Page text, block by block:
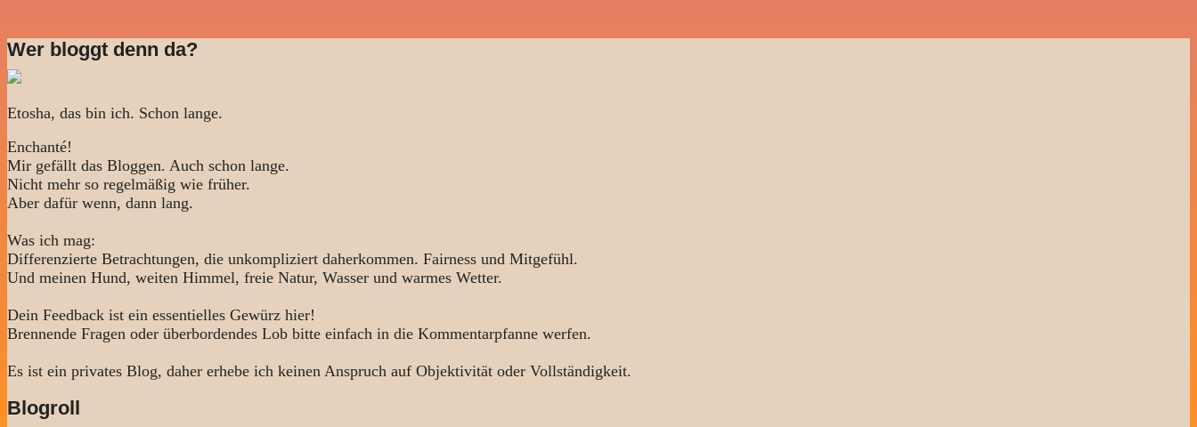
Wer bloggt denn da?
Etosha, das bin ich. Schon lange.
Enchanté!
Mir gefällt das Bloggen. Auch schon lange.
Nicht mehr so regelmäßig wie früher.
Aber dafür wenn, dann lang.
Was ich mag:
Differenzierte Betrachtungen, die unkompliziert daherkommen. Fairness und Mitgefühl.
Und meinen Hund, weiten Himmel, freie Natur, Wasser und warmes Wetter.
Dein Feedback ist ein essentielles Gewürz hier!
Brennende Fragen oder überbordendes Lob bitte einfach in die Kommentarpfanne werfen.
Es ist ein privates Blog, daher erhebe ich keinen Anspruch auf Objektivität oder Vollständigkeit.
Blogroll